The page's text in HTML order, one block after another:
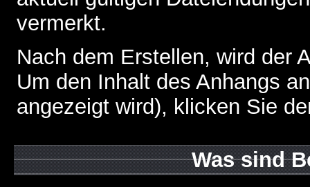
vermerkt.
Nach dem Erstellen, wird der
Um den Inhalt des Anhangs
angezeigt wird), klicken Sie
Was sind